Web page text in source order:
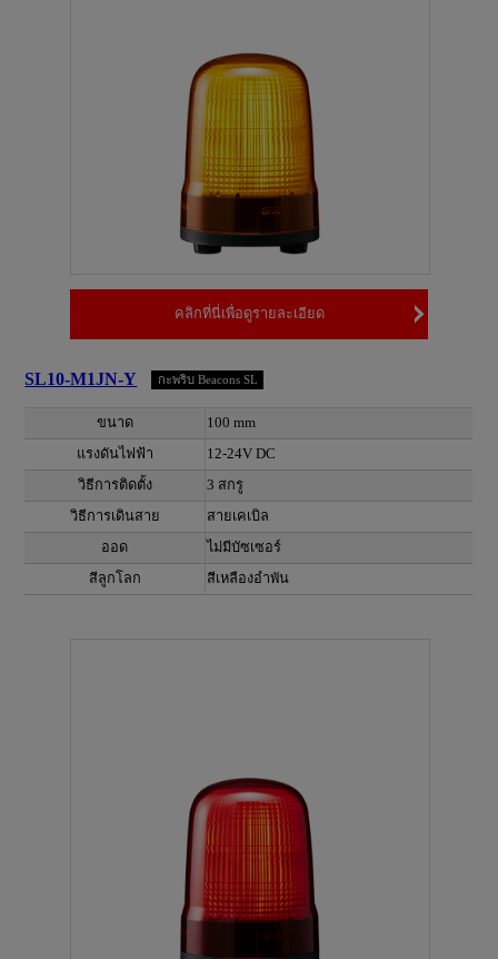
คลิกที่นี่เพื่อดูรายละเอียด
SL10-M1JN-Y กะพริบ Beacons SL
ขนาด
100 mm
แรงดันไฟฟ้า
12-24V DC
วิธีการติดตั้ง
3 สกรู
วิธีการเดินสาย
สายเคเบิล
ออด
ไม่มีบัซเซอร์
สีลูกโลก
สีเหลืองอำพัน